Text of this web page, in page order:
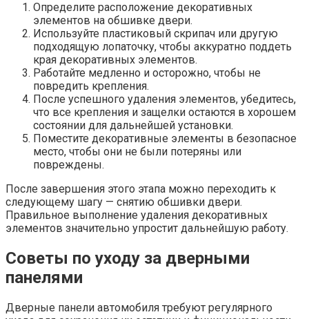
Определите расположение декоративных
элементов на обшивке двери.
Используйте пластиковый скрипач или другую
подходящую лопаточку, чтобы аккуратно поддеть
края декоративных элементов.
Работайте медленно и осторожно, чтобы не
повредить крепления.
После успешного удаления элементов, убедитесь,
что все крепления и защелки остаются в хорошем
состоянии для дальнейшей установки.
Поместите декоративные элементы в безопасное
место, чтобы они не были потеряны или
повреждены.
После завершения этого этапа можно переходить к
следующему шагу — снятию обшивки двери.
Правильное выполнение удаления декоративных
элементов значительно упростит дальнейшую работу.
Советы по уходу за дверными
панелями
Дверные панели автомобиля требуют регулярного